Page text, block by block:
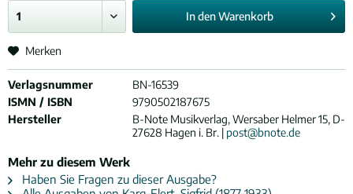
In denWarenkorb
Merken
Verlagsnummer
BN-16539
ISMN / ISBN
9790502187675
Hersteller
B-Note Musikverlag, Wersaber Helmer 15, D-
27628 Hagen i. Br. | post@bnote.de
Mehr zu diesem Werk
Haben Sie Fragen zu dieser Ausgabe?